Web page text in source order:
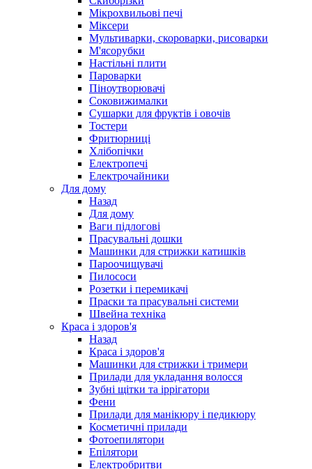
Мікрохвильові печі
Міксери
Мультиварки, скороварки, рисоварки
М'ясорубки
Настільні плити
Пароварки
Піноутворювачі
Соковижималки
Сушарки для фруктів і овочів
Тостери
Фритюрниці
Хлібопічки
Електропечі
Електрочайники
Для дому
Назад
Для дому
Ваги підлогові
Прасувальні дошки
Машинки для стрижки катишків
Пароочищувачі
Пилососи
Розетки і перемикачі
Праски та прасувальні системи
Швейна техніка
Краса і здоров'я
Назад
Краса і здоров'я
Машинки для стрижки і тримери
Прилади для укладання волосся
Зубні щітки та іррігатори
Фени
Прилади для манікюру і педикюру
Косметичні прилади
Фотоепилятори
Епілятори
Електробритви